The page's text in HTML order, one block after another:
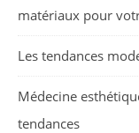
matériaux pour
Les tendances
Médecine
tendances